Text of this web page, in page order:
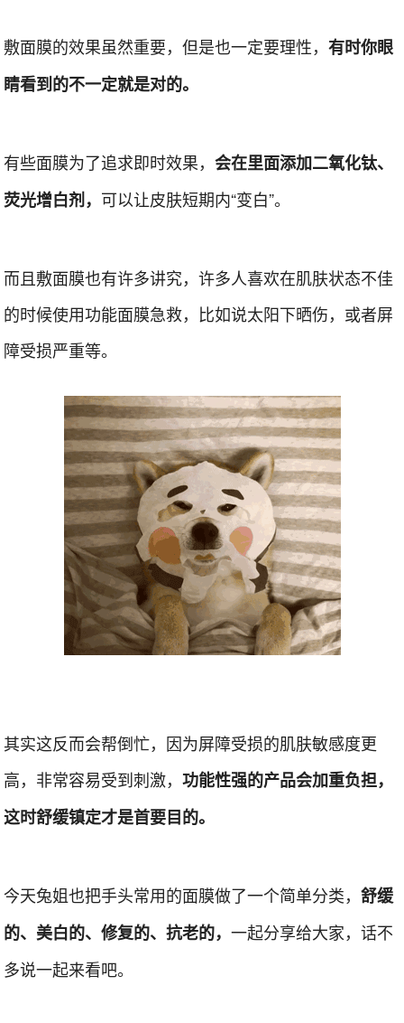
敷面膜的效果虽然重要，但是也一定要理性，有时你眼
睛看到的不一定就是对的。
有些面膜为了追求即时效果，会在里面添加二氧化钛、
荧光增白剂， 可以让皮肤短期内“变白”。
而且敷面膜也有许多讲究，许多人喜欢在肌肤状态不佳
的时候使用功能面膜急救，比如说太阳下晒伤，或者屏
障受损严重等。
其实这反而会帮倒忙，因为屏障受损的肌肤敏感度更
高，非常容易受到刺激，功能性强的产品会加重负担，
这时舒缓镇定才是首要目的。
今天兔姐也把手头常用的面膜做了一个简单分类，舒缓
的、美白的、修复的、抗老的，一起分享给大家，话不
多说一起来看吧。